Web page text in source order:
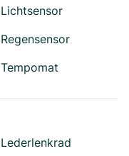
Lichtsensor
Regensensor
Tempomat
Lederlenkrad